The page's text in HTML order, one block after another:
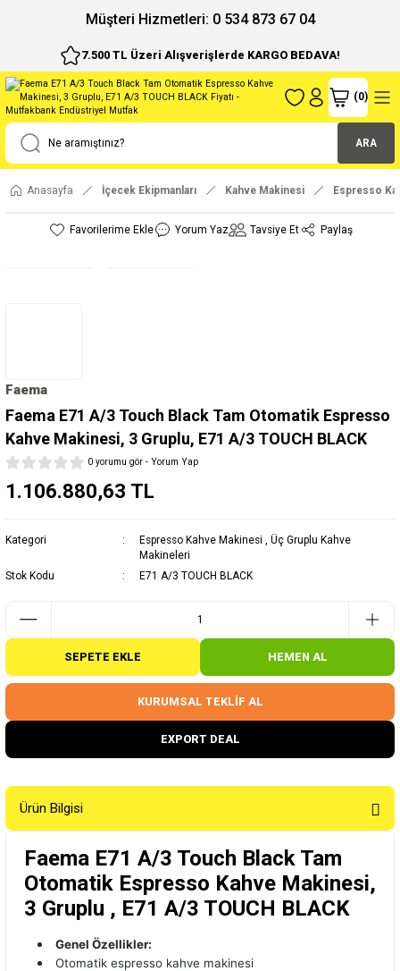
Müşteri Hizmetleri: 0 534 873 67 04
7.500 TL Üzeri Alışverişlerde KARGO BEDAVA!
ARA
(0)
Anasayfa İçecek Ekipmanları Kahve Makinesi Espresso
Yorum Yaz Tavsiye Et Paylaş
Faema
Faema E71 A/3 Touch Black Tam Otomatik Espresso
Kahve Makinesi, 3 Gruplu, E71 A/3 TOUCH BLACK
0 yorumu gör - Yorum Yap
1.106.880,63 TL
Kategori Espresso Kahve Makinesi
Üç Gruplu Kahve
Makineleri
Stok Kodu
E71 A/3 TOUCH BLACK
SEPETE EKLE HEMEN AL
KURUMSAL TEKLİF AL
EXPORT DEAL
Ürün Bilgisi
Faema E71 A/3 Touch Black Tam
Otomatik Espresso Kahve Makinesi,
3 Gruplu , E71 A/3 TOUCH BLACK
Genel Özellikler:
Otomatik espresso kahve makinesi